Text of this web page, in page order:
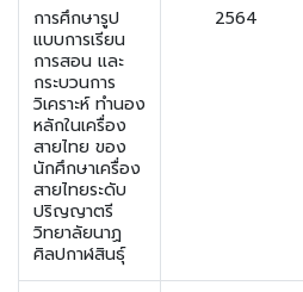
การศึกษารูป
แบบการเรียน
การสอน และ
กระบวนการ
วิเคราะห์ ทำนอง
หลักในเครื่อง
สายไทย ของ
นักศึกษาเครื่อง
สายไทยระดับ
ปริญญาตรี
วิทยาลัยนาฏ
ศิลปกาฬสินธุ์
2564